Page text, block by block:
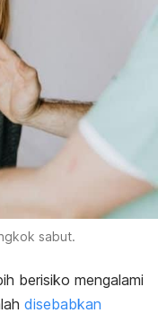
sabut.
berisiko mengalami
disebabkan